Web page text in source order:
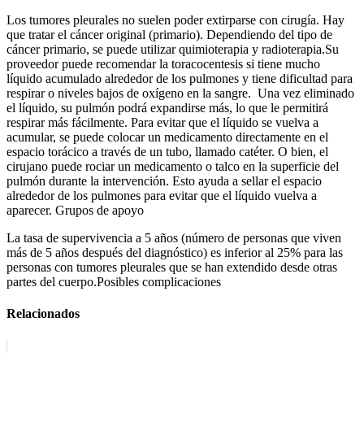
Los tumores pleurales no suelen poder extirparse con cirugía. Hay
que tratar el cáncer original (primario). Dependiendo del tipo de
cáncer primario, se puede utilizar quimioterapia y radioterapia.Su
proveedor puede recomendar la toracocentesis si tiene mucho
líquido acumulado alrededor de los pulmones y tiene dificultad para
respirar o niveles bajos de oxígeno en la sangre. Una vez eliminado
el líquido, su pulmón podrá expandirse más, lo que le permitirá
respirar más fácilmente. Para evitar que el líquido se vuelva a
acumular, se puede colocar un medicamento directamente en el
espacio torácico a través de un tubo, llamado catéter. O bien, el
cirujano puede rociar un medicamento o talco en la superficie del
pulmón durante la intervención. Esto ayuda a sellar el espacio
alrededor de los pulmones para evitar que el líquido vuelva a
aparecer. Grupos de apoyo
La tasa de supervivencia a 5 años (número de personas que viven
más de 5 años después del diagnóstico) es inferior al 25% para las
personas con tumores pleurales que se han extendido desde otras
partes del cuerpo.Posibles complicaciones
Relacionados